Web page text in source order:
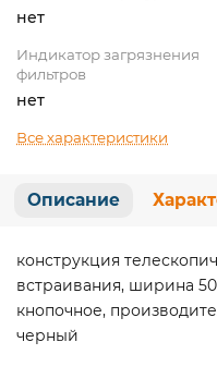
нет
Индикатор загрязнения
фильтров
нет
Все характеристики
Описание
конструкция
встраивания, ширина
кнопочное,
черный